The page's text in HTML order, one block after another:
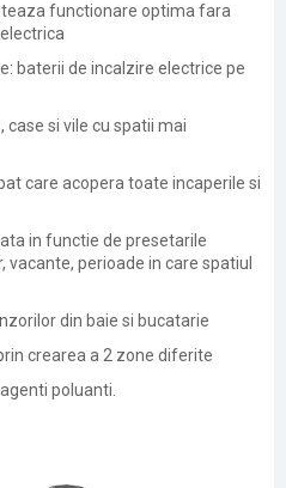
functionare optima fara
baterii de incalzire electrice pe
si vile cu spatii mai
care acopera toate incaperile si
in functie de presetarile
perioade in care spatiul
din baie si bucatarie
crearea a 2 zone diferite
poluanti.